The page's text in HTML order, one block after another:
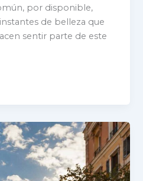
por disponible,
de belleza que
sentir parte de este